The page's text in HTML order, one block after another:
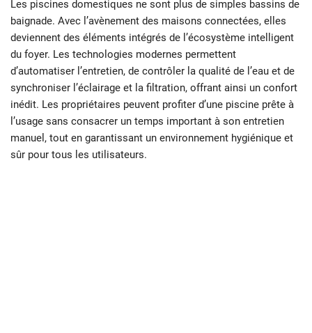
Les piscines domestiques ne sont plus de simples bassins de
baignade. Avec l’avènement des maisons connectées, elles
deviennent des éléments intégrés de l’écosystème intelligent
du foyer. Les technologies modernes permettent
d’automatiser l’entretien, de contrôler la qualité de l’eau et de
synchroniser l’éclairage et la filtration, offrant ainsi un confort
inédit. Les propriétaires peuvent profiter d’une piscine prête à
l’usage sans consacrer un temps important à son entretien
manuel, tout en garantissant un environnement hygiénique et
sûr pour tous les utilisateurs.